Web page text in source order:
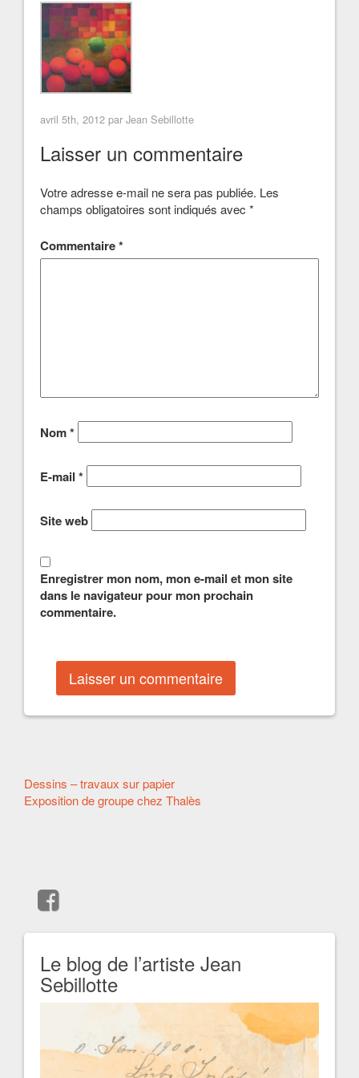
avril 5th, 2012 par Jean Sebillotte
Laisser un commentaire
Votre adresse e-mail ne sera pas publiée. Les
champs obligatoires sont indiqués avec *
Commentaire*
Nom*
E-mail *
Site web
Enregistrer mon nom, mon e-mail et mon site
dans le navigateur pour mon prochain
commentaire.
Autres
articles
Dessins – travaux sur papier
Exposition de groupe chez Thalès
Le blog de l’artiste Jean
Sebillotte